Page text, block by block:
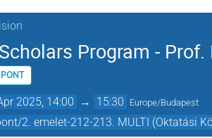
Program -
2025, 14:00 → 15:30 Europe/Budapest
2. emelet-212-213. MULTI (Oktatási